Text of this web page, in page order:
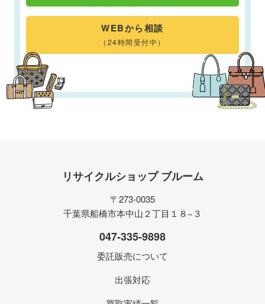
WEBから相談
（24時間受付中）
リサイクルショップ ブルーム
〒273-0035
千葉県船橋市本中山２丁目１８−３
047-335-9898
委託販売について
出張対応